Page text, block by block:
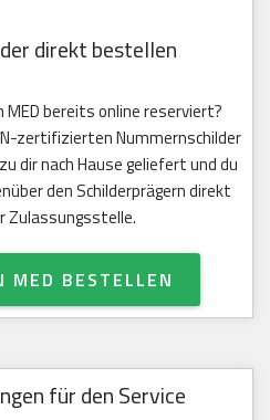
direkt bestellen
MED bereits online reserviert?
zertifizierten Nummernschilder
dir nach Hause geliefert und du
den Schilderprägern direkt
Zulassungsstelle.
MED BESTELLEN
für den Service